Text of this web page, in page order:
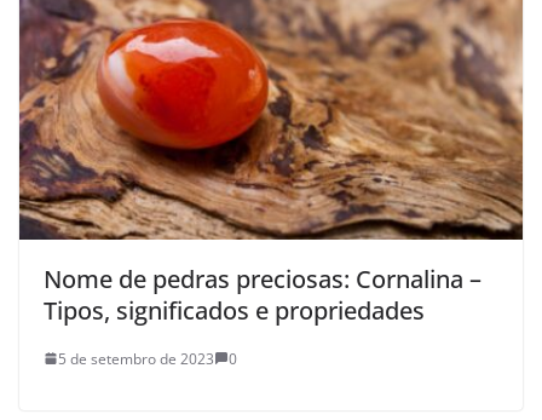
Nome de pedras preciosas: Cornalina –
Tipos, significados e propriedades
5 de setembro de 2023 0